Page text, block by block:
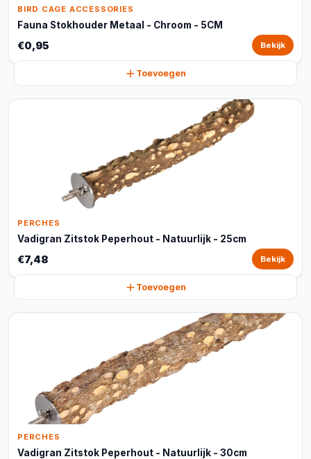
BIRD CAGE ACCESSORIES
Fauna Stokhouder Metaal - Chroom - 5CM
€0,95 Bekijk
Toevoegen
PERCHES
Vadigran Zitstok Peperhout - Natuurlijk - 25cm
€7,48 Bekijk
Toevoegen
PERCHES
Vadigran Zitstok Peperhout - Natuurlijk - 30cm